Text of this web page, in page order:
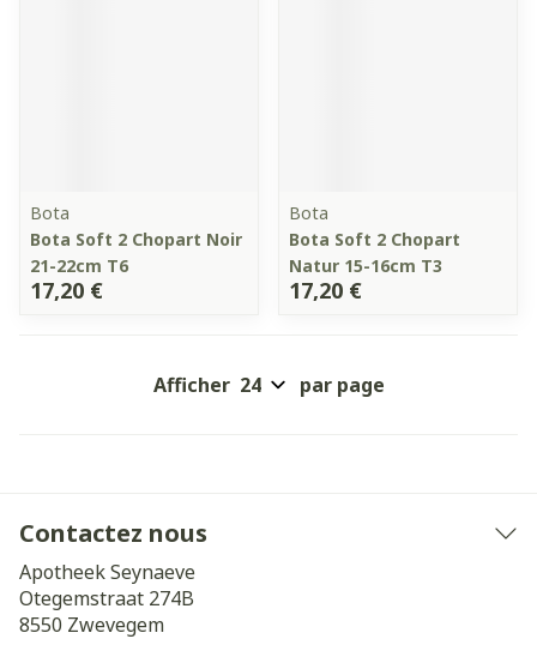
Bota
Bota Soft 2 Chopart Noir
21-22cm T6
17,20 €
Bota
Bota Soft 2 Chopart
Natur 15-16cm T3
17,20 €
Afficher par page
Contactez nous
Apotheek Seynaeve
Otegemstraat 274B
8550 Zwevegem